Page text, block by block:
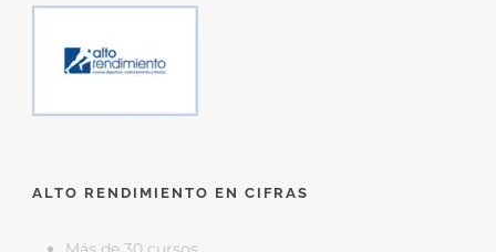
ALTO RENDIMIENTO EN CIFRAS